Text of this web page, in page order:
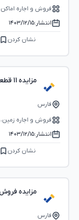
فروش و اجاره
انتشار:۱۴۰۳/۱۲/۱۵
نشان کردن
مزایده 11 قطعه زمین مسکونی در طرح 743 و 711 دبیران
فارس
فروش و اجاره زمین،
انتشار:۱۴۰۳/۱۲/۱۵
نشان کردن
مزایده فروش 11 قطعه زمین مسکونی در
فارس